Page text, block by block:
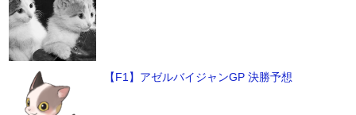
【F1】アゼルバイジャンGP 決勝予想